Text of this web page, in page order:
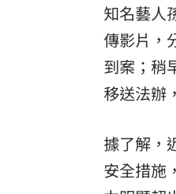
知名藝人
傳影片，
到案；稍
移送法辦
據了解，
安全措施